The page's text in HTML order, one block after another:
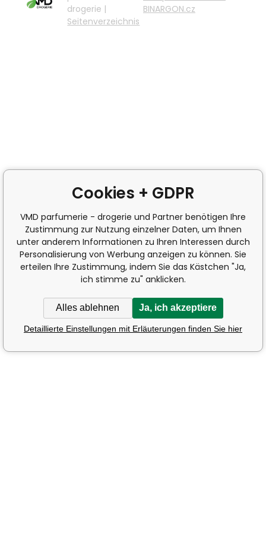
drogerie |
Seitenverzeichnis
BINARGON.cz
Cookies + GDPR
VMD parfumerie - drogerie und Partner benötigen Ihre
Zustimmung zur Nutzung einzelner Daten, um Ihnen
unter anderem Informationen zu Ihren Interessen durch
Personalisierung von Werbung anzeigen zu können. Sie
erteilen Ihre Zustimmung, indem Sie das Kästchen "Ja,
ich stimme zu" anklicken.
Alles ablehnen Ja, ich akzeptiere
Detaillierte Einstellungen mit Erläuterungen finden Sie hier